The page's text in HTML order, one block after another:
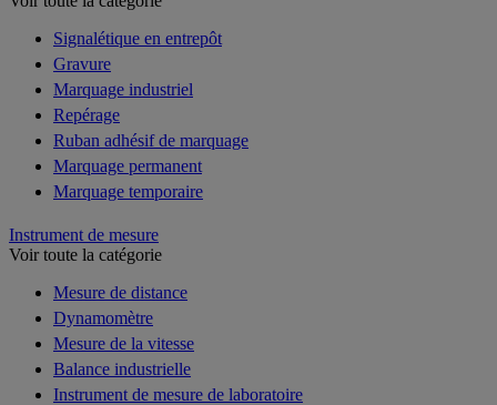
Signalétique en entrepôt
Gravure
Marquage industriel
Repérage
Ruban adhésif de marquage
Marquage permanent
Marquage temporaire
Instrument de mesure
Voir toute la catégorie
Mesure de distance
Dynamomètre
Mesure de la vitesse
Balance industrielle
Instrument de mesure de laboratoire